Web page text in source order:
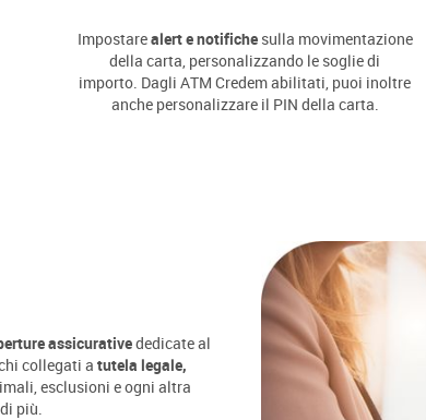
Impostarealert e notifichesulla movimentazione
della carta, personalizzando le soglie di
importo. Dagli ATM Credem abilitati, puoi inoltre
anche personalizzare il PIN della carta.
assicurativededicate al
collegati a tutela legale,
esclusioni e ogni altra
più.